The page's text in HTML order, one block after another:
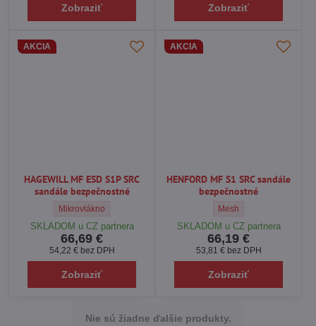
Zobraziť Zobraziť
AKCIA
HAGEWILL MF ESD S1P SRC
sandále bezpečnostné
HAGEWILL MF ESD S1P SRC sandále bezpečnostné - Vrchný
Mikrovlákno
SKLADOM u CZ partnera
66,69 €
54,22 € bez DPH
Zobraziť
AKCIA
HENFORD MF S1 SRC sandále
bezpečnostné
HENFORD MF S1 SRC
Mesh
SKLADOM u CZ partnera
66,19 €
53,81 € bez DPH
Zobraziť
Nie sú žiadne ďalšie produkty.